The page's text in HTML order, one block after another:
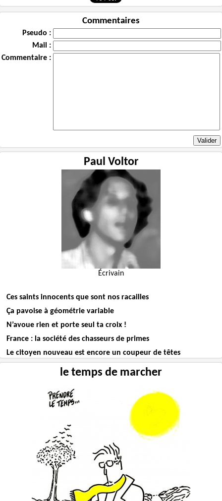
Commentaires
Pseudo :
Mail :
Commentaire :
Paul Voltor
Écrivain
Ces saints innocents que sont nos racailles
Ça pavoise à géométrie variable
N’avoue rien et porte seul ta croix !
France : la société des chasseurs de primes
Le citoyen nouveau est encore un coupeur de têtes
le temps de marcher